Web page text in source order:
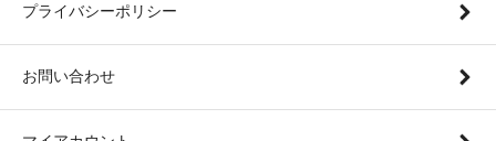
プライバシーポリシー
お問い合わせ